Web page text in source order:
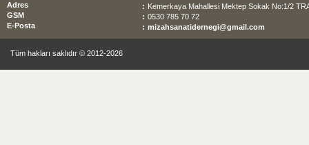
Adres : Kemerkaya Mahallesi Mektep Sokak No:1/2
GSM
: 0530 785 70 72
E-Posta
: mizahsanatidernegi@gmail.com
Tüm hakları saklıdır © 2012-2026